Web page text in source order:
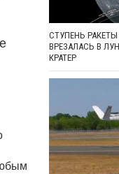
СТУПЕНЬ РАКЕТЫ
ВРЕЗАЛАСЬ В
КРАТЕР